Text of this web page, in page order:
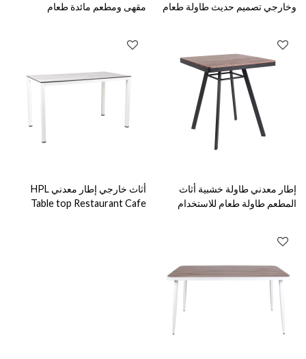
وخارجي تصميم حديث طاولة طعام
مقهى ومطعم مائدة طعام
إطار معدني طاولة خشبية أثاث
المطعم طاولة طعام للاستخدام
أثاث خارجي إطار معدني HPL
Table top Restaurant Cafe